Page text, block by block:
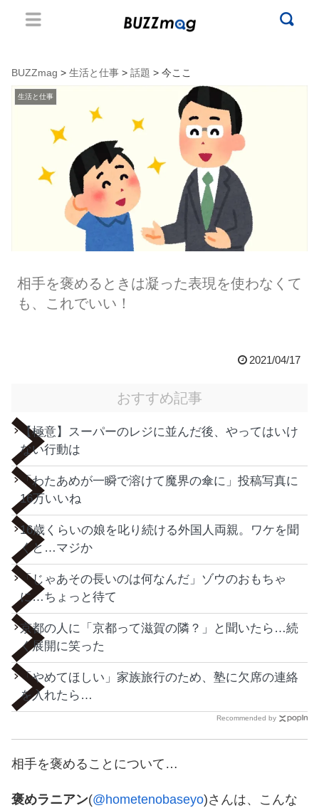
BUZZmag > 生活と仕事 > 話題 > 今ここ
生活と仕事
相手を褒めるときは凝った表現を使わなくて
も、これでいい！
2021/04/17
おすすめ記事
【極意】スーパーのレジに並んだ後、やってはいけ
ない行動は
「わたあめが一瞬で溶けて魔界の傘に」投稿写真に
16万いいね
16歳くらいの娘を叱り続ける外国人両親。ワケを聞
くと…マジか
「じゃあその長いのは何なんだ」ゾウのおもちゃ
に…ちょっと待て
京都の人に「京都って滋賀の隣？」と聞いたら…続
く展開に笑った
「やめてほしい」家族旅行のため、塾に欠席の連絡
を入れたら…
Recommended by
相手を褒めることについて…
褒めラニアン(@hometenobaseyo)さんは、こんな